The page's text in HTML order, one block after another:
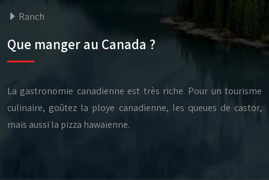
Ranch
Que manger au Canada ?
La gastronomie canadienne est très riche. Pour un tourisme
culinaire, goûtez la ploye canadienne, les queues de castor,
mais aussi la pizza hawaïenne.